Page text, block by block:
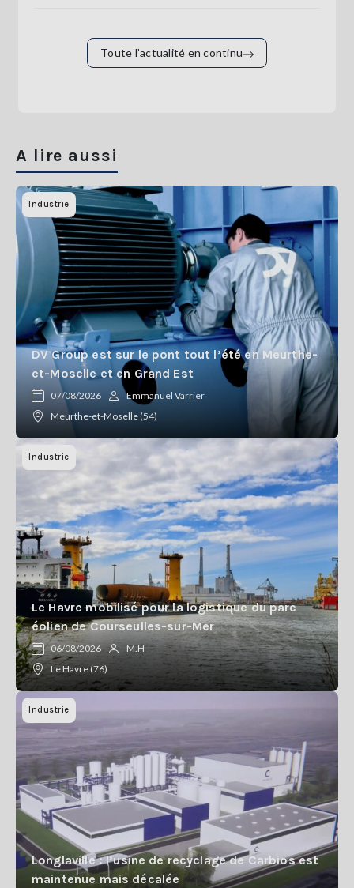
Toute l’actualité en continu
A lire aussi
Industrie
DV Group est sur le pont tout l’été en Meurthe-
et-Moselle et en Grand Est
07/08/2026
Emmanuel Varrier
Meurthe-et-Moselle (54)
Industrie
Le Havre mobilisé pour la logistique du parc
éolien de Courseulles-sur-Mer
06/08/2026
M.H
Le Havre (76)
Industrie
Longlaville : l’usine de recyclage de Carbios est
maintenue mais décalée